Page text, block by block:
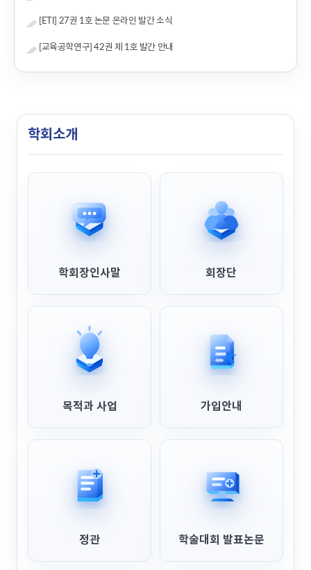
[ETI] 27권 1호 논문 온라인 발간 소식
[교육공학연구] 42권 제 1호 발간 안내
학회소개
학회장인사말 회장단
목적과 사업 가입안내
정관 학술대회 발표논문